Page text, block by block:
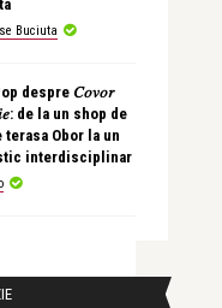
Buciuta
despre 𝐶𝑜𝑣𝑜𝑟
de la un shop de
terasa Obor la un
interdisciplinar